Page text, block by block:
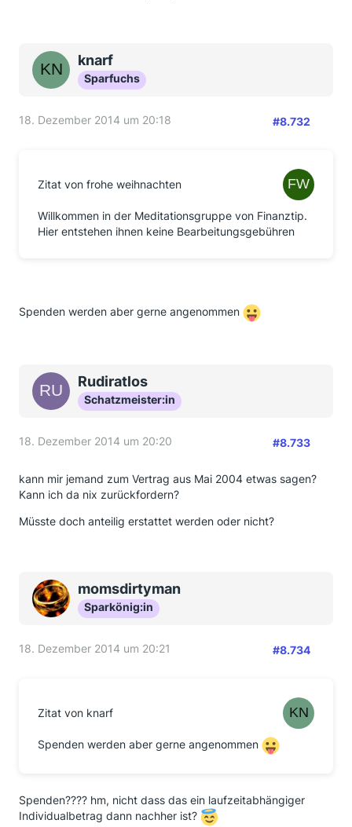
knarf
Sparfuchs
18. Dezember 2014 um 20:18 #8.732
Zitat von frohe weihnachten
Willkommen in der Meditationsgruppe von Finanztip.
Hier entstehen ihnen keine Bearbeitungsgebühren
Spenden werden aber gerne angenommen
Rudiratlos
Schatzmeister:in
18. Dezember 2014 um 20:20 #8.733
kann mir jemand zum Vertrag aus Mai 2004 etwas sagen?
Kann ich da nix zurückfordern?
Müsste doch anteilig erstattet werden oder nicht?
momsdirtyman
Sparkönig:in
18. Dezember 2014 um 20:21 #8.734
Zitat von knarf
Spenden werden aber gerne angenommen
Spenden???? hm, nicht dass das ein laufzeitabhängiger
Individualbetrag dann nachher ist?